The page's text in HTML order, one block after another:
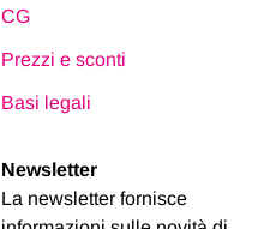
CG
Prezzi e sconti
Basi legali
Newsletter
La newsletter fornisce